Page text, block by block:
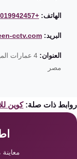
الهاتف: +201019942457
البريد: cctv.com
العنوان:
4 عمارات
مصر
ذات صلة: كوين